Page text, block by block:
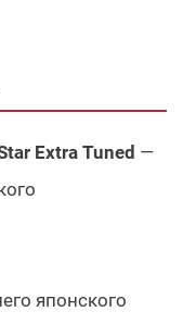
Extra Tuned —
японского